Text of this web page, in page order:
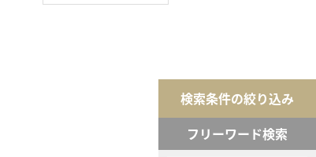
検索条件の絞り込み
フリーワード検索